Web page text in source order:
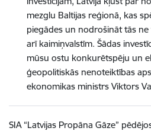
mezglu Baltijas reģionā, kas
piegādes un nodrošināt tās
arī kaimiņvalstīm. Šādas
mūsu ostu konkurētspēju un
ģeopolitiskās nenoteiktības
ekonomikas ministrs Viktors
SIA “Latvijas Propāna Gāze”